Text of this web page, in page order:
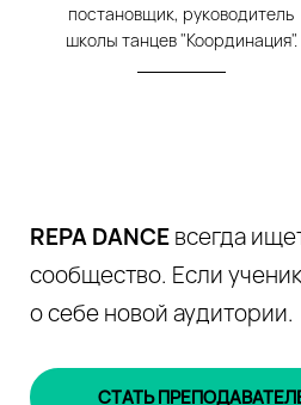
постановщик, руководитель
школы танцев "Координация".
REPA DANCEвсегда
сообщество. Если
о себе новой аудитории.
СТАТЬ